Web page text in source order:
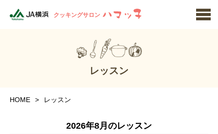
クッキングサロン
レッスン
HOME レッスン
2026年8月のレッスン